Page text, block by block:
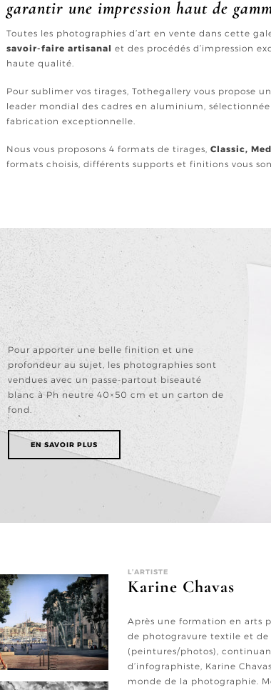
garantir une impression haut de
Toutes les photographies d’art en vente dans cette
savoir-faire artisanal et des procédés d’impression
haute qualité.
Pour sublimer vos tirages, Tothegallery vous propose
leader mondial des cadres en aluminium,
fabrication exceptionnelle.
Nous vous proposons 4 formats de tirages, Classic,
formats choisis, différents supports et finitions vous
Pour apporter une belle finition et une
profondeur au sujet, les photographies sont
vendues avec un passe-partout biseauté
blanc à Ph neutre 40×50 cm et un carton de
fond.
EN SAVOIR PLUS
L’ARTISTE
Karine Chavas
Après une formation en arts
de photogravure textile et de
(peintures/photos),
d’infographiste, Karine
monde de la photographie.